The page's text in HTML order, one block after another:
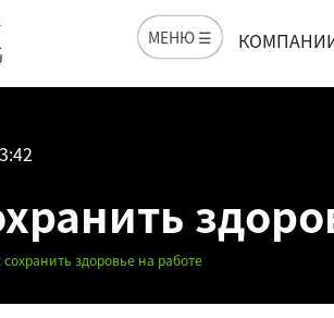
МЕНЮ ☰
сохранить здоровье на работе